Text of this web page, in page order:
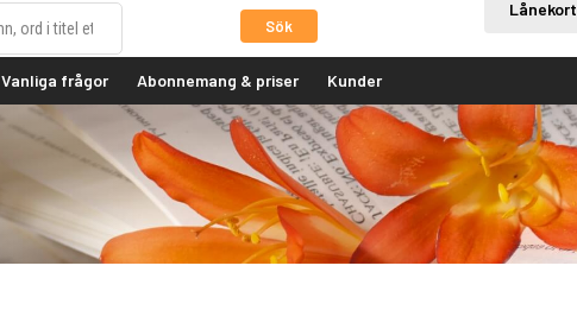
Sök
Lånekort
Vanliga frågor Abonnemang & priser Kunder